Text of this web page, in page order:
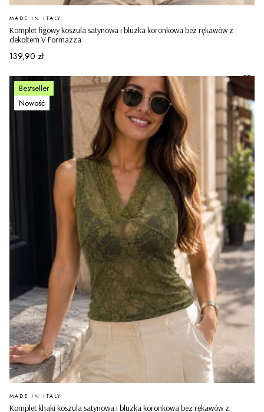
Komplet figowy koszula satynowa i bluzka koronkowa bez rękawów z
dekoltem V Formazza
PRODUCENT
MADE IN ITALY
Cena
139,90 zł
Bestseller
Nowość
Komplet khaki koszula satynowa i bluzka koronkowa bez rękawów z
PRODUCENT
MADE IN ITALY